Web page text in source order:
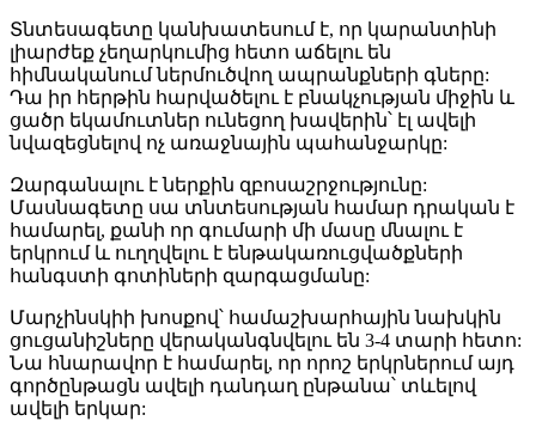
Տնտեսագետը կանխատեսում է, որ կարանտինի
լիարժեք չեղարկումից հետո աճելու են
հիմնականում ներմուծվող ապրանքների գները:
Դա իր հերթին հարվածելու է բնակչության միջին և
ցածր եկամուտներ ունեցող խավերին՝ էլ ավելի
նվազեցնելով ոչ առաջնային պահանջարկը:
Զարգանալու է ներքին զբոսաշրջությունը:
Մասնագետը սա տնտեսության համար դրական է
համարել, քանի որ գումարի մի մասը մնալու է
երկրում և ուղղվելու է ենթակառուցվածքների
հանգստի գոտիների զարգացմանը:
Մարչինսկիի խոսքով՝ համաշխարհային նախկին
ցուցանիշները վերականգնվելու են 3-4 տարի հետո:
Նա հնարավոր է համարել, որ որոշ երկրներում այդ
գործընթացն ավելի դանդաղ ընթանա՝ տևելով
ավելի երկար: